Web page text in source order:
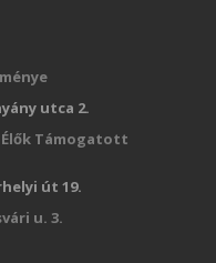
utca 2.
Támogatott
út 19.
u. 3.